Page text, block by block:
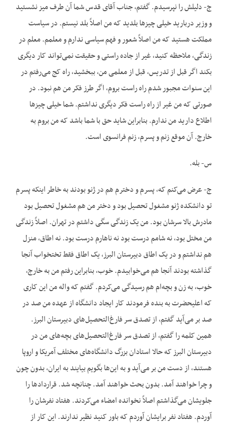
ج- دلیلش را نپرسیدم. گفتم، جناب آقای قدس شما آن طرف میز نشستید
و وزیر دربارید خیلی چیزها بلدید که من اصلاً بلد نیستم. در سیاست
مملکت هستید که من اصلاً شعور و فهم سیاسی ندارم و معلمم. معلم در
زندگی، ملاحظه کنید، غیر از جاده راستی و حقیقت نمی‌تواند کار دیگری
بکند اگر قبل از تدریس، قبل از معلمی من، ببخشید، راه کج می‌رفتم در
این سنوات مجبور شدم راه راست بروم، اگر طرز فکر من هم نبود. در
صورتی که من غیر از راه راست فکر دیگری نداشتم. شما خیلی چیزها
اطلاع دارید من ندارم. بنابراین شاید حق با شما باشد که من بروم به
خارج. آن موقع زنم و پسرم، زنم فرانسوی است.
س- بله.
ج- عرض می‌کنم که، پسرم و دخترم هم در ژنو بودند به خاطر اینکه پسرم
تو دانشکده ژنو مشغول تحصیل بود و دختر من هم مشغول تحصیل بود
مادرش بالا سرشان بود. من یک زندگی سگی داشتم در تهران. اصلاً زندگی
من مختل بود، نه شامم درست بود نه ناهارم درست بود. نه اطاق، منزل
هم نداشتم و در یک اطاق دبیرستان البرز، یک اطاق فقط تختخواب آنجا
گذاشته بودند آنجا هم می‌خوابیدم. خوب، بنابراین رفتم من به خارج،
خوب، به زن و بچه‌ام هم رسیدگی می‌کردم. گفتم که واله من این کاری
که اعلیحضرت به بنده فرمودند کار ایجاد دانشگاه از عهده من صد در
صد بر می‌آید گفتم، از تصدق سر فارغ‌التحصیل‌های دبیرستان البرز.
همین کلمه را گفتم، از تصدق سر فارغ‌التحصیل‌های بچه‌های من در
دبیرستان البرز که حالا استادان بزرگ دانشگاه‌های مختلف آمریکا و اروپا
هستند، از دست من بر می‌آید و به این‌ها بگویم بیایند به ایران، بدون چون
و چرا خواهند آمد. بدون بحث خواهند آمد. چنانچه شد. قراردادها را
جلویشان می‌گذاشتم اصلاً نخوانده امضاء می‌کردند. هفتاد نفرشان را
آوردم. هفتاد نفر برایشان آوردم که باور کنید نظیر ندارند. این کار از